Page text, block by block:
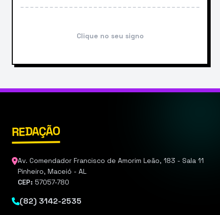
Clique no seu signo
REDAÇÃO
Av. Comendador Francisco de Amorim Leão, 183 - Sala 11
Pinheiro, Maceió - AL
CEP: 57057-780
(82) 3142-2535